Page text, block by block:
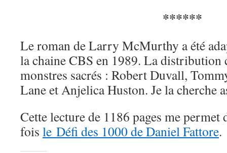
******
Le roman de Larry McMurthy a été
la chaine CBS en 1989. La distribution
monstres sacrés : Robert Duvall,
Lane et Anjelica Huston. Je la cherche
Cette lecture de 1186 pages me
fois le Défi des 1000 de Daniel Fattore.